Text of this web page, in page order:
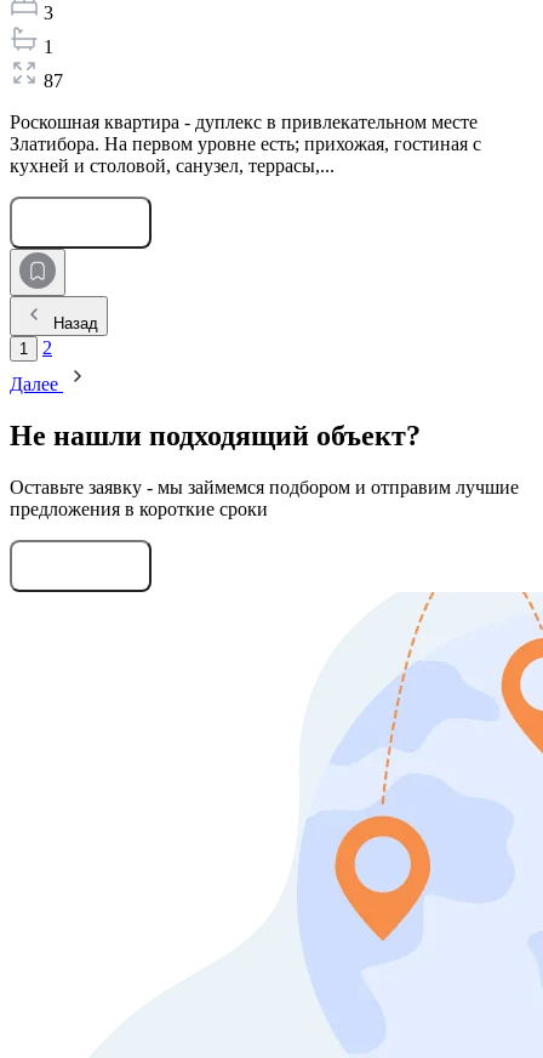
3
1
87
Роскошная квартира - дуплекс в привлекательном месте
Златибора. На первом уровне есть; прихожая, гостиная с
кухней и столовой, санузел, террасы,...
Назад
1
2
Далее
Не нашли подходящий объект?
Оставьте заявку - мы займемся подбором и отправим лучшие
предложения в короткие сроки